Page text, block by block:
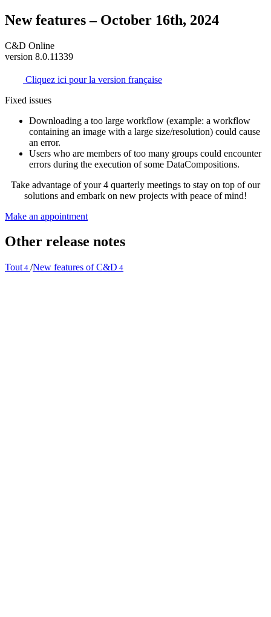
New features – October 16th, 2024
C&D Online
version 8.0.11339
Cliquez ici pour la version française
Fixed issues
Downloading a too large workflow (example: a workflow
containing an image with a large size/resolution) could cause
an error.
Users who are members of too many groups could encounter
errors during the execution of some DataCompositions.
Take advantage of your 4 quarterly meetings to stay on top of our
solutions and embark on new projects with peace of mind!
Make an appointment
Other release notes
Tout4 /New features of C&D 4